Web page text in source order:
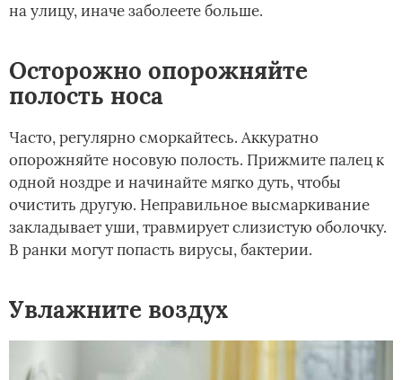
на улицу, иначе заболеете больше.
Осторожно опорожняйте
полость носа
Часто, регулярно сморкайтесь. Аккуратно
опорожняйте носовую полость. Прижмите палец к
одной ноздре и начинайте мягко дуть, чтобы
очистить другую. Неправильное высмаркивание
закладывает уши, травмирует слизистую оболочку.
В ранки могут попасть вирусы, бактерии.
Увлажните воздух